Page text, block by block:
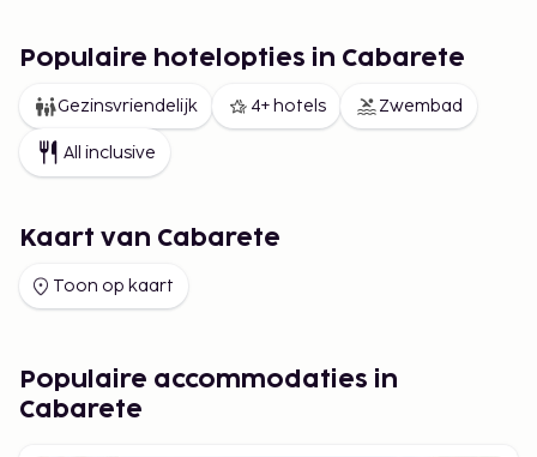
Populaire hotelopties in Cabarete
Gezinsvriendelijk 4+ hotels Zwembad
All inclusive
Kaart van Cabarete
Toon op kaart
Populaire accommodaties in
Cabarete